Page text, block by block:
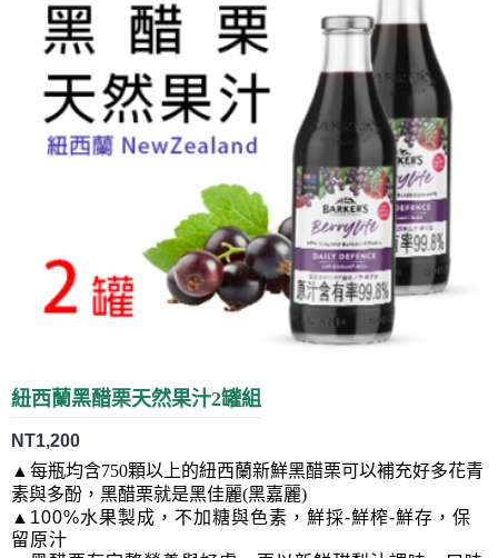
紐西蘭黑醋栗天然果汁2罐組
NT1,200
▲ 每瓶均含750顆以上的紐西蘭新鮮黑醋栗可以補充好多花青
素與多酚，黑醋栗就是黑佳麗(黑嘉麗)
▲100%水果製成，不加糖與色素，鮮採-鮮榨-鮮存，保
留原汁